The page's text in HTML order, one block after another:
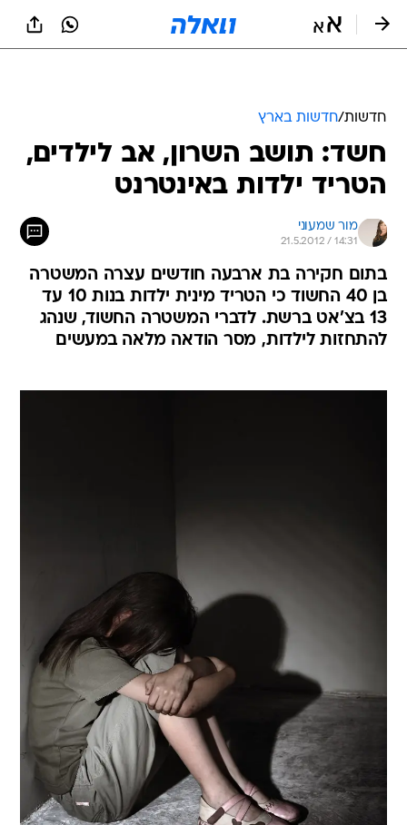
חדשות/חדשות בארץ
חשד: תושב השרון, אב לילדים,
הטריד ילדות באינטרנט
מור שמעוני
21.5.2012 / 14:31
בתום חקירה בת ארבעה חודשים עצרה המשטרה
בן 40 החשוד כי הטריד מינית ילדות בנות 10 עד
13 בצ'אט ברשת. לדברי המשטרה החשוד, שנהג
להתחזות לילדות, מסר הודאה מלאה במעשים